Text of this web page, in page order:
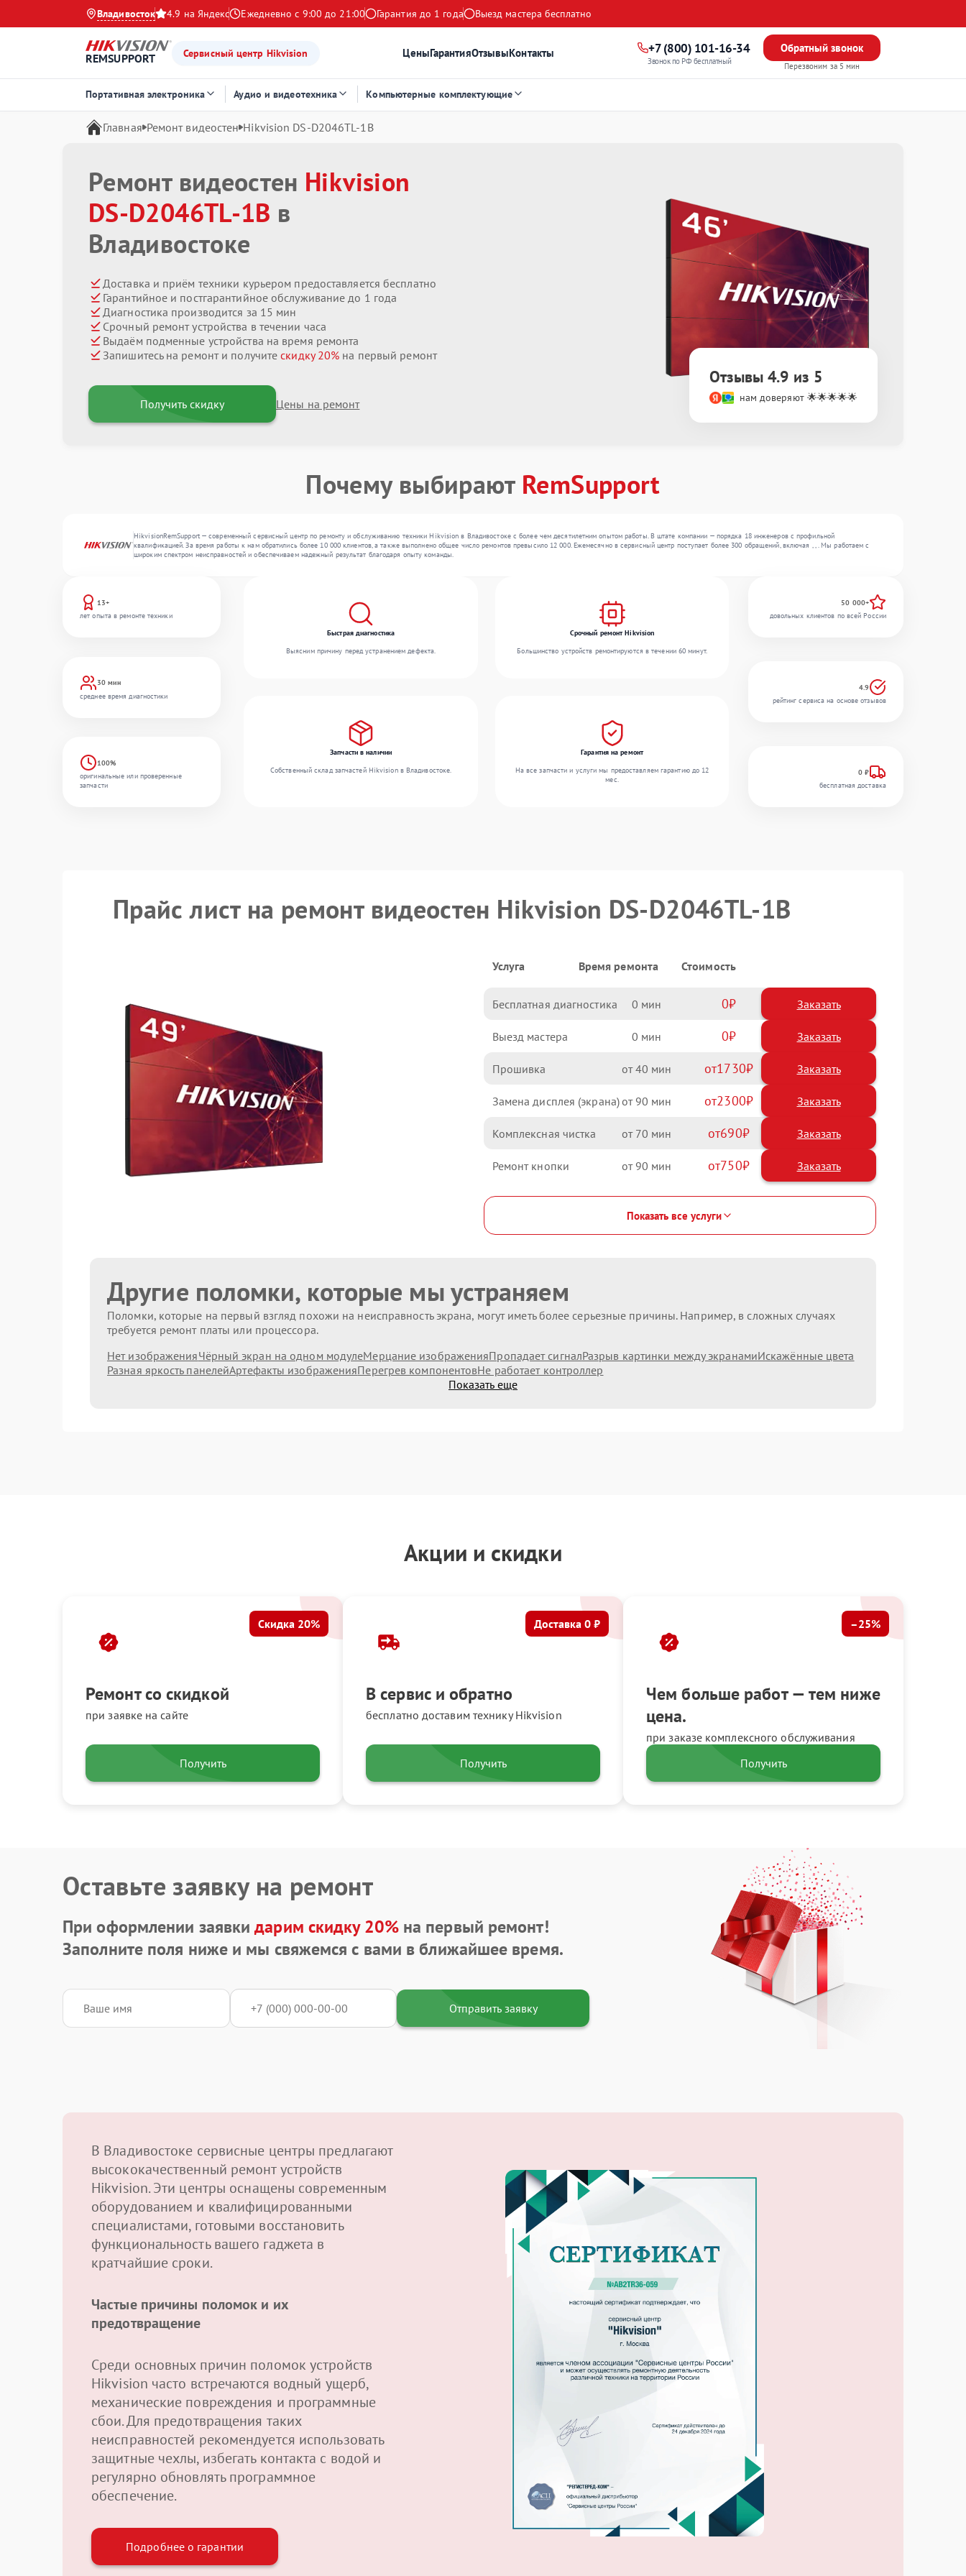
Владивосток 4.9 на Яндекс Ежедневно с 9:00 до 21:00 Гарантия до 1 года Выезд мастера бесплатно
REMSUPPORT Сервисный центр Hikvision ЦеныГарантияОтзывыКонтакты +7 (800) 101-16-34
Звонок по РФ бесплатный
Обратный звонок
Перезвоним за 5 мин
Портативная электроника Аудио и видеотехника Компьютерные комплектующие
Главная Ремонт видеостен Hikvision DS‑D2046TL‑1B
Ремонт видеостен Hikvision
DS‑D2046TL‑1B в
Владивостоке
Доставка и приём техники курьером предоставляется бесплатно
Гарантийное и постгарантийное обслуживание до 1 года
Диагностика производится за 15 мин
Срочный ремонт устройства в течении часа
Выдаём подменные устройства на время ремонта
Запишитесь на ремонт и получитескидку 20% на первый ремонт
Получить скидку Цены на ремонт
Отзывы 4.9 из 5
нам доверяют 🌟🌟🌟🌟🌟
Почему выбирают RemSupport
HikvisionRemSupport — современный сервисный центр по ремонту и обслуживанию техники Hikvision в Владивостоке с более чем десятилетним опытом работы. В штате компании — порядка 18 инженеров с профильной
квалификацией. За время работы к нам обратились более 10 000 клиентов, а также выполнено общее число ремонтов превысило 12 000. Ежемесячно в сервисный центр поступает более 300 обращений, включая , , . Мы работаем с
широким спектром неисправностей и обеспечиваем надежный результат благодаря опыту команды.
13+
лет опыта в ремонте техники
30 мин
среднее время диагностики
100%
оригинальные или проверенные
запчасти
Быстрая диагностика
Выясним причину перед устранением дефекта.
Срочный ремонт Hikvision
Большинство устройств ремонтируются в течении 60 минут.
Запчасти в наличии
Собственный склад запчастей Hikvision в Владивостоке.
Гарантия на ремонт
На все запчасти и услуги мы предоставляем гарантию до 12
мес.
50 000+
довольных клиентов по всей России
4.9
рейтинг сервиса на основе отзывов
0 ₽
бесплатная доставка
Прайс лист на ремонт видеостен Hikvision DS‑D2046TL‑1B
Услуга Время ремонта Стоимость
Бесплатная диагностика 0 0 Заказать
Выезд мастера 0 0 Заказать
Прошивка 40 1730
Замена дисплея (экрана) 90 2300
Комплексная чистка 70 690
Ремонт кнопки 90 750
Показать все услуги
Другие поломки, которые мы устраняем
Поломки, которые на первый взгляд похожи на неисправность экрана, могут иметь более серьезные причины. Например, в сложных случаях
требуется ремонт платы или процессора.
Нет изображенияЧёрный экран на одном модулеМерцание изображенияПропадает сигналРазрыв картинки между экранамиИскажённые цвета
Разная яркость панелейАртефакты изображенияПерегрев компонентовНе работает контроллер
Показать еще
Акции и скидки
Ремонт со скидкой
при заявке на сайте
Скидка 20%
Получить
В сервис и обратно
бесплатно доставим технику Hikvision
Доставка 0 ₽
Получить
Чем больше работ — тем ниже
цена.
при заказе комплексного обслуживания
–25%
Получить
Оставьте заявку на ремонт
При оформлении заявкидарим скидку 20%на первый ремонт!
Заполните поля ниже и мы свяжемся с вами в ближайшее время.
Отправить заявку
В Владивостоке сервисные центры предлагают
высококачественный ремонт устройств
Hikvision. Эти центры оснащены современным
оборудованием и квалифицированными
специалистами, готовыми восстановить
функциональность вашего гаджета в
кратчайшие сроки.
Частые причины поломок и их
предотвращение
Среди основных причин поломок устройств
Hikvision часто встречаются водный ущерб,
механические повреждения и программные
сбои. Для предотвращения таких
неисправностей рекомендуется использовать
защитные чехлы, избегать контакта с водой и
регулярно обновлять программное
обеспечение.
Подробнее о гарантии